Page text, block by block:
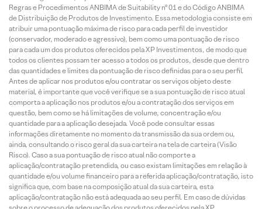
Regras e Procedimentos ANBIMA de Suitability nº 01 e do Código ANBIMA
de Distribuição de Produtos de Investimento. Essa metodologia consiste em
atribuir uma pontuação máxima de risco para cada perfil de investidor
(conservador, moderado e agressivo), bem como uma pontuação de risco
para cada um dos produtos oferecidos pela XP Investimentos, de modo que
todos os clientes possam ter acesso a todos os produtos, desde que dentro
das quantidades e limites da pontuação de risco definidas para o seu perfil.
Antes de aplicar nos produtos e/ou contratar os serviços objeto deste
material, é importante que você verifique se a sua pontuação de risco atual
comporta a aplicação nos produtos e/ou a contratação dos serviços em
questão, bem como se há limitações de volume, concentração e/ou
quantidade para a aplicação desejada. Você pode consultar essas
informações diretamente no momento da transmissão da sua ordem ou,
ainda, consultando o risco geral da sua carteira na tela de carteira (Visão
Risco). Caso a sua pontuação de risco atual não comporte a
aplicação/contratação pretendida, ou caso existam limitações em relação à
quantidade e/ou volume financeiro para a referida aplicação/contratação, isto
significa que, com base na composição atual da sua carteira, esta
aplicação/contratação não está adequada ao seu perfil. Em caso de dúvidas